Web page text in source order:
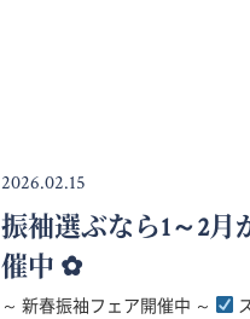
2026.02.15
振袖選ぶなら1～2
催中 ✿
～ 新春振袖フェア開催中 ～